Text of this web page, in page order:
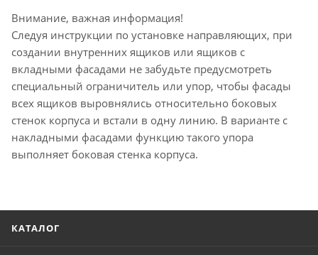
Внимание, важная информация!
Следуя инструкции по установке направляющих, при
создании внутренних ящиков или ящиков с
вкладными фасадами не забудьте предусмотреть
специальный ограничитель или упор, чтобы фасады
всех ящиков выровнялись относительно боковых
стенок корпуса и встали в одну линию. В варианте с
накладными фасадами функцию такого упора
выполняет боковая стенка корпуса.
КАТАЛОГ